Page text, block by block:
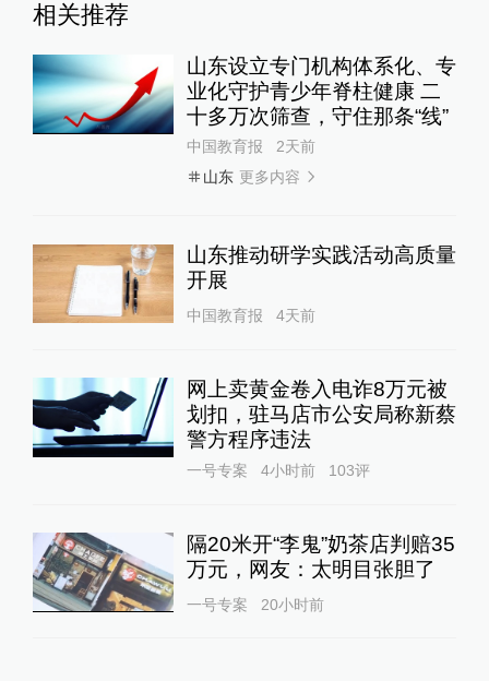
相关推荐
山东设立专门机构体系化、专
业化守护青少年脊柱健康 二
十多万次筛查，守住那条“线”
中国教育报
2天前
山东 更多内容
山东推动研学实践活动高质量
开展
中国教育报 4天前
网上卖黄金卷入电诈8万元被
划扣，驻马店市公安局称新蔡
警方程序违法
一号专案 4小时前 103评
隔20米开“李鬼”奶茶店判赔35
万元，网友：太明目张胆了
一号专案 20小时前